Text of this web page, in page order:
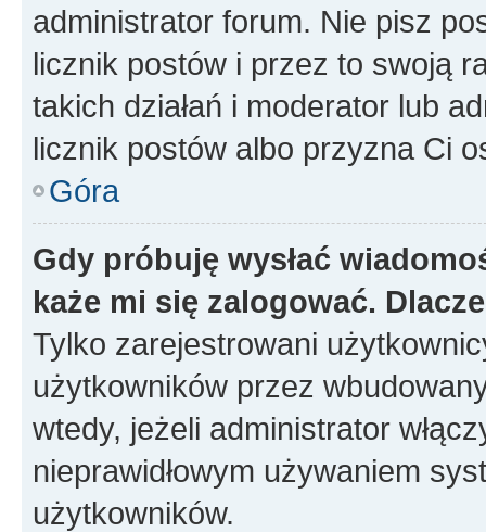
administrator forum. Nie pisz
licznik postów i przez to swoją
takich działań i moderator lub
licznik postów albo przyzna Ci
Góra
Gdy próbuję wysłać
każe mi się zalogować.
Tylko zarejestrowani
użytkowników przez
wtedy, jeżeli administrator
nieprawidłowym używaniem
użytkowników.